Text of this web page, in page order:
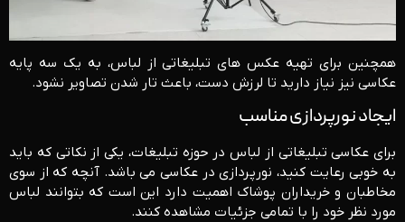
همچنین برای تهیه عکس های تبلیغاتی از لباس، به یک سه پایه
عکاسی نیز نیاز دارید تا لرزش دست، باعث تار شدن تصاویر نشود.
ایجاد نورپردازی مناسب
برای عکاسی تبلیغاتی از لباس در حوزه تبلیغات، یکی از نکاتی که باید
به خوبی رعایت کنید، نورپردازی در عکاسی می باشد. آنچه که از سوی
مخاطبان و خریداران پوشاک اهمیت دارد این است که بتوانند لباس
مورد نظر خود را با تمامی جزئیات مشاهده کنند.